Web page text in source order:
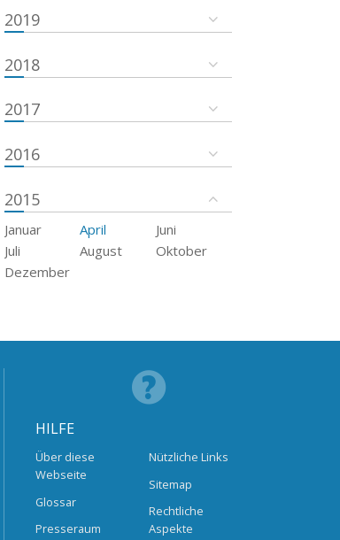
2019
2018
2017
2016
2015
Januar April
Juni
Juli
August
Oktober
Dezember
HILFE
Über diese
Webseite
Glossar
Presseraum
Nützliche Links
Sitemap
Rechtliche
Aspekte